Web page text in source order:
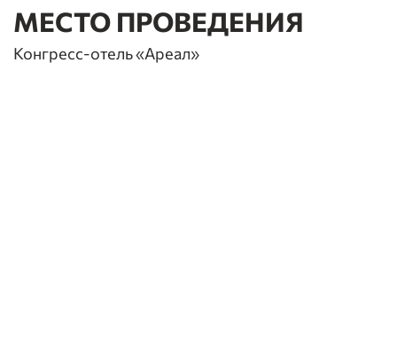
МЕСТО ПРОВЕДЕНИЯ
Конгресс-отель «Ареал»